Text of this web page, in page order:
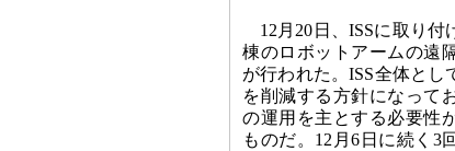
12月20日、ISSに取り
棟のロボットアームの遠
が行われた。ISS全体とし
を削減する方針になって
の運用を主とする必要性
ものだ。12月6日に続く3